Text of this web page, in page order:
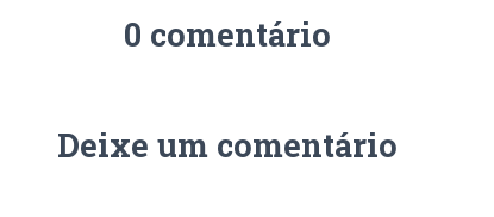
0 comentário
Deixe um comentário